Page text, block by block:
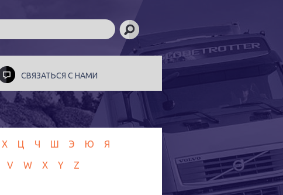
СВЯЗАТЬСЯ С НАМИ
Х Ц Ч Ш Э Ю
Я
V W X Y
Z